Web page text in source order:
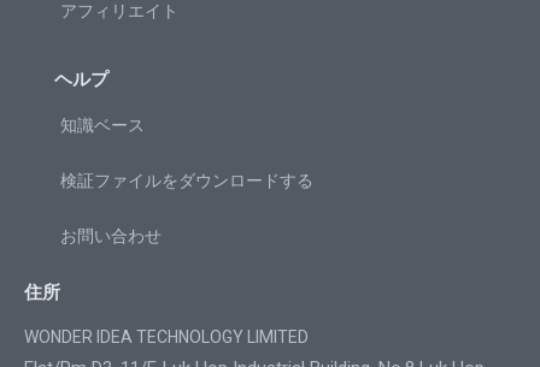
アフィリエイト
ヘルプ
知識ベース
検証ファイルをダウンロードする
お問い合わせ
住所
WONDER IDEA TECHNOLOGY LIMITED